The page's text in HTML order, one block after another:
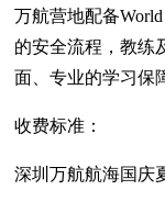
万航营地配备
的安全流程，教练
面、专业的学习保
收费标准：
深圳万航航海国庆